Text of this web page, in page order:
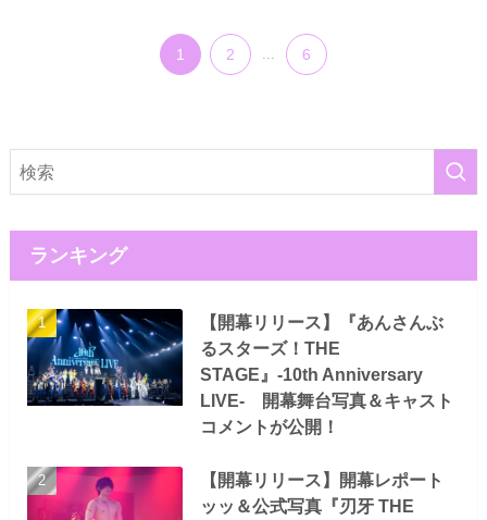
1 2 6
ランキング
【開幕リリース】『あんさんぶ
るスターズ！THE
STAGE』-10th Anniversary
LIVE- 開幕舞台写真＆キャスト
コメントが公開！
【開幕リリース】開幕レポート
ッッ＆公式写真『刃牙 THE